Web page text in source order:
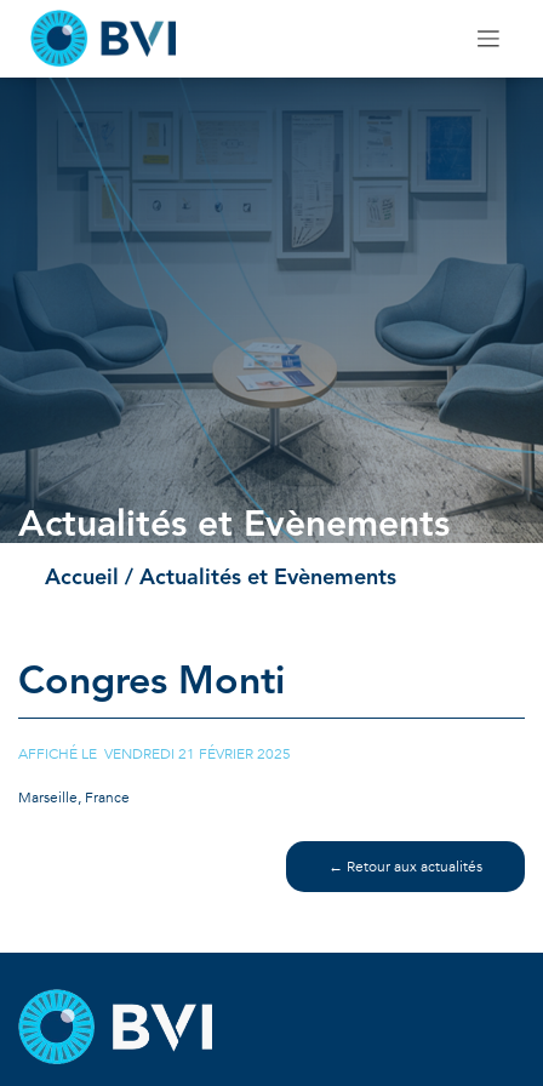
content
Actualités et Evènements
Accueil / Actualités et Evènements
Congres Monti
AFFICHÉ LE VENDREDI 21 FÉVRIER 2025
Marseille, France
← Retour aux actualités